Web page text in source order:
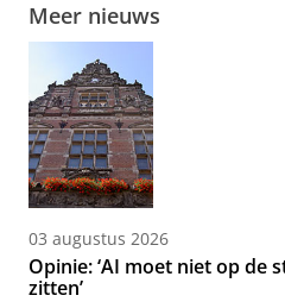
Meer nieuws
03 augustus 2026
Opinie: ‘AI moet niet op de
zitten’